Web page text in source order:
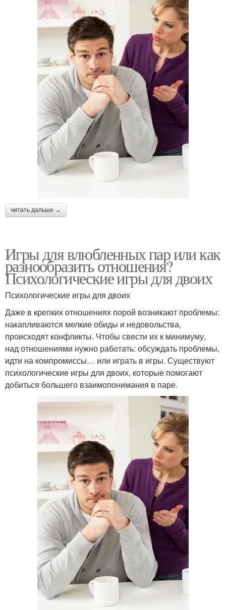
читать дальше →
Игры для влюбленных пар или как
разнообразить отношения?
Психологические игры для двоих
Психологические игры для двоих
Даже в крепких отношениях порой возникают проблемы:
накапливаются мелкие обиды и недовольства,
происходят конфликты. Чтобы свести их к минимуму,
над отношениями нужно работать: обсуждать проблемы,
идти на компромиссы… или играть в игры. Существуют
психологические игры для двоих, которые помогают
добиться большего взаимопонимания в паре.